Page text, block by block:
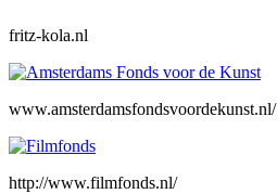
fritz-kola.nl
www.amsterdamsfondsvoordekunst.nl/
http://www.filmfonds.nl/